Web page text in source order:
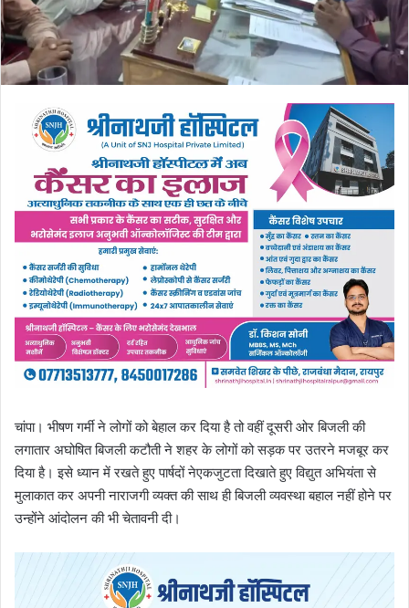
चांपा। भीषण गर्मी ने लोगों को बेहाल कर दिया है तो वहीं दूसरी ओर बिजली की
लगातार अघोषित बिजली कटौती ने शहर के लोगों को सड़क पर उतरने मजबूर कर
दिया है। इसे ध्यान में रखते हुए पार्षदों नेएकजुटता दिखाते हुए विद्युत अभियंता से
मुलाकात कर अपनी नाराजगी व्यक्त की साथ ही बिजली व्यवस्था बहाल नहीं होने पर
उन्होंने आंदोलन की भी चेतावनी दी।